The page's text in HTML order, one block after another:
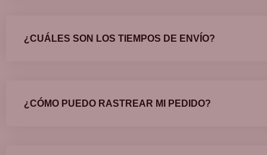
¿CUÁLES SON LOS TIEMPOS DE ENVÍO?
¿CÓMO PUEDO RASTREAR MI PEDIDO?